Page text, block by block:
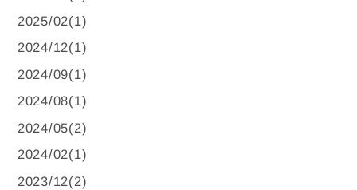
2025/02(1)
2024/12(1)
2024/09(1)
2024/08(1)
2024/05(2)
2024/02(1)
2023/12(2)